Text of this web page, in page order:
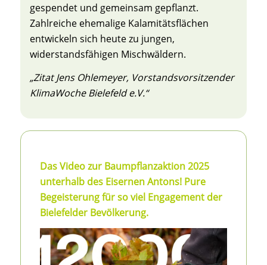
gespendet und gemeinsam gepflanzt.
Zahlreiche ehemalige Kalamitätsflächen
entwickeln sich heute zu jungen,
widerstandsfähigen Mischwäldern.
„Zitat Jens Ohlemeyer, Vorstandsvorsitzender
KlimaWoche Bielefeld e.V.“
Das Video zur Baumpflanzaktion 2025
unterhalb des Eisernen Antons! Pure
Begeisterung für so viel Engagement der
Bielefelder Bevölkerung.